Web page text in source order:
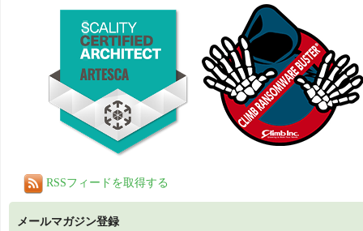
RSSフィードを取得する
メールマガジン登録